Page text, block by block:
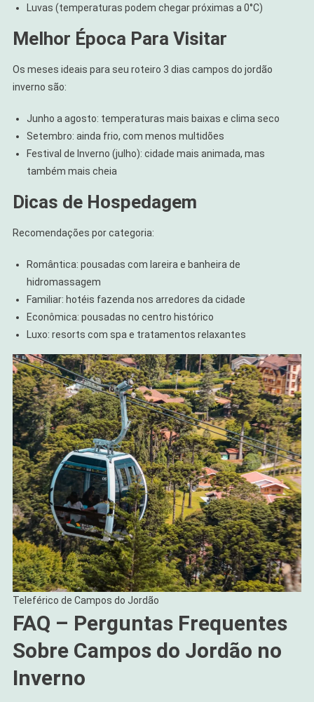
Luvas (temperaturas podem chegar próximas a 0°C)
Melhor Época Para Visitar
Os meses ideais para seu roteiro 3 dias campos do jordão
inverno são:
Junho a agosto: temperaturas mais baixas e clima seco
Setembro: ainda frio, com menos multidões
Festival de Inverno (julho): cidade mais animada, mas
também mais cheia
Dicas de Hospedagem
Recomendações por categoria:
Romântica: pousadas com lareira e banheira de
hidromassagem
Familiar: hotéis fazenda nos arredores da cidade
Econômica: pousadas no centro histórico
Luxo: resorts com spa e tratamentos relaxantes
Teleférico de Campos do Jordão
FAQ – Perguntas Frequentes
Sobre Campos do Jordão no
Inverno